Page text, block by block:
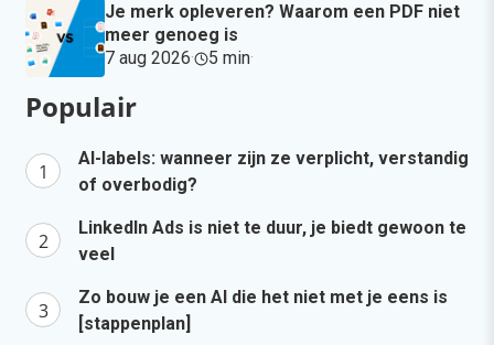
Je merk opleveren? Waarom een PDF niet
meer genoeg is
7 aug 2026· 5 min·
Populair
AI-labels: wanneer zijn ze verplicht, verstandig
of overbodig?
LinkedIn Ads is niet te duur, je biedt gewoon te
veel
Zo bouw je een AI die het niet met je eens is
[stappenplan]